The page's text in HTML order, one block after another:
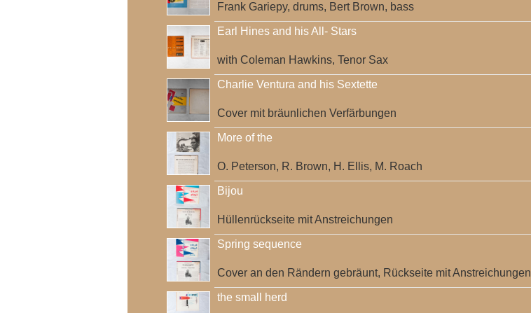
Frank Gariepy, drums, Bert Brown, bass
Earl Hines and his All- Stars
with Coleman Hawkins, Tenor Sax
Charlie Ventura and his Sextette
Cover mit bräunlichen Verfärbungen
More of the
O. Peterson, R. Brown, H. Ellis, M. Roach
Bijou
Hüllenrückseite mit Anstreichungen
Spring sequence
Cover an den Rändern gebräunt, Rückseite mit Anstreichungen
the small herd